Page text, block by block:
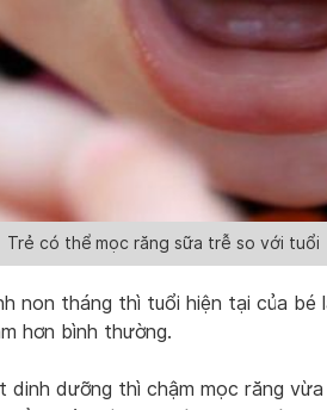
Trẻ có thể mọc răng sữa trễ so với tuổi
non tháng thì tuổi hiện tại của bé
hơn bình thường.
dinh dưỡng thì chậm mọc răng